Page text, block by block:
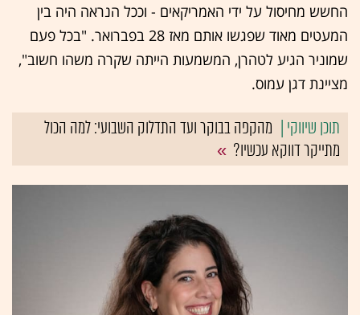
החשש מחיסול על ידי האמריקאים - וככל הנראה היה בין
המעטים מאוד שפגשו אותם מאז 28 בפברואר. "בכל פעם
שמוניר הגיע לטהרן, המשמעות הייתה שקרה משהו חשוב",
מציינת דגן עמוס.
מהקפה בבוקר ועד התדלוק השבועי: למה הכול
מתייקר דווקא עכשיו?